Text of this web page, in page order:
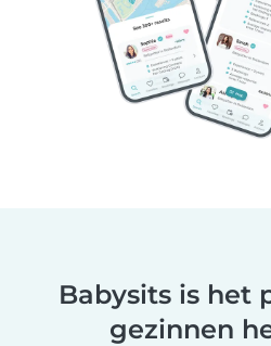
Babysits is het
gezinnen